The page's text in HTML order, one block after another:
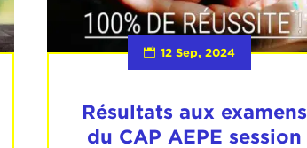
12 Sep, 2024
Résultats aux examens
du CAP AEPE session